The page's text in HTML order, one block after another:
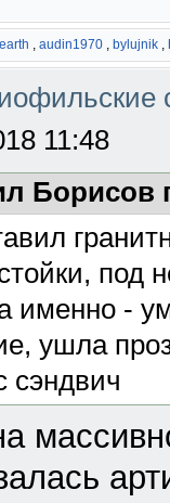
, audin1970 , bylujnik ,
11:48
Борисов
под
именно -
ушла
сэндвич